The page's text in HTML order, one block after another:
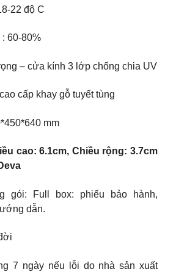
22 độ C
60-80%
– cửa kính 3 lớp chống chia UV
cấp khay gỗ tuyết tùng
mm
cao: 6.1cm, Chiều rộng: 3.7cm
gói: Full box: phiếu bảo hành,
dẫn.
7 ngày nếu lỗi do nhà sản xuất